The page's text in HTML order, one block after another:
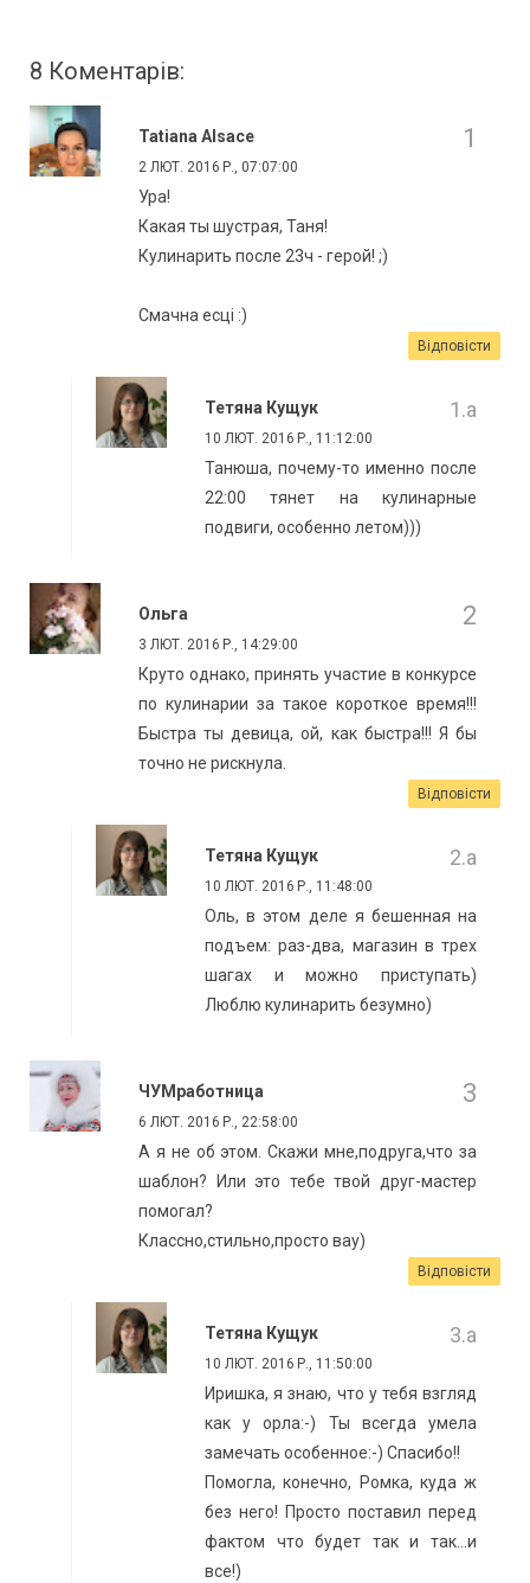
8 Коментарів:
Tatiana Alsace
2 ЛЮТ. 2016 Р., 07:07:00
Ура!
Какая ты шустрая, Таня!
Кулинарить после 23ч - герой! ;)
Смачна есцi :)
Відповісти
Тетяна Кущук
10 ЛЮТ. 2016 Р., 11:12:00
Танюша, почему-то именно после
22:00 тянет на кулинарные
подвиги, особенно летом)))
Ольга
3 ЛЮТ. 2016 Р., 14:29:00
Круто однако, принять участие в конкурсе
по кулинарии за такое короткое время!!!
Быстра ты девица, ой, как быстра!!! Я бы
точно не рискнула.
Відповісти
Тетяна Кущук
10 ЛЮТ. 2016 Р., 11:48:00
Оль, в этом деле я бешенная на
подъем: раз-два, магазин в трех
шагах и можно приступать)
Люблю кулинарить безумно)
ЧУМработница
6 ЛЮТ. 2016 Р., 22:58:00
А я не об этом. Скажи мне,подруга,что за
шаблон? Или это тебе твой друг-мастер
помогал?
Классно,стильно,просто вау)
Відповісти
Тетяна Кущук
10 ЛЮТ. 2016 Р., 11:50:00
Иришка, я знаю, что у тебя взгляд
как у орла:-) Ты всегда умела
замечать особенное:-) Спасибо!!
Помогла, конечно, Ромка, куда ж
без него! Просто поставил перед
фактом что будет так и так...и
все!)